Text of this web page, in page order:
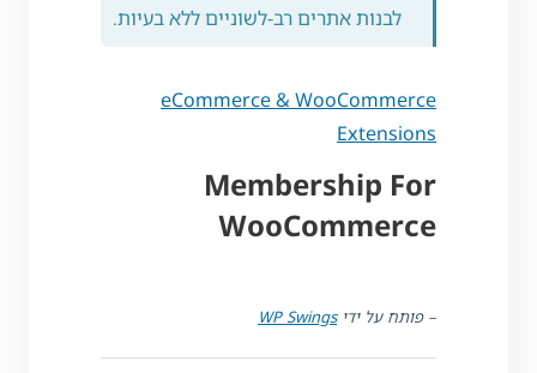
לבנות אתרים רב-לשוניים ללא בעיות.
eCommerce & WooCommerce
Extensions
Membership For
WooCommerce
– פותח על ידיWP Swings